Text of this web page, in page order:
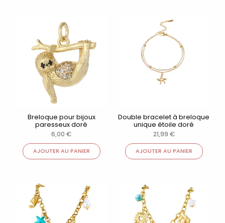
Breloque pour bijoux
paresseux doré
6,00 €
AJOUTER AU PANIER
Double bracelet à breloque
unique étoile doré
21,99 €
AJOUTER AU PANIER